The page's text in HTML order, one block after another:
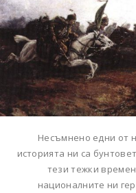
Несъмнено едни от
историята ни са
тези тежки
националните ни